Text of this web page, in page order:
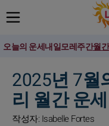
오늘의 운세내일모레주간월간
2025년 7월
리 월간 운세
작성자: Isabelle Fortes